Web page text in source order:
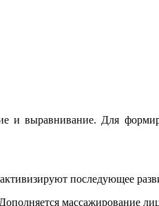
и выравнивание. Для
последующее
массажирование